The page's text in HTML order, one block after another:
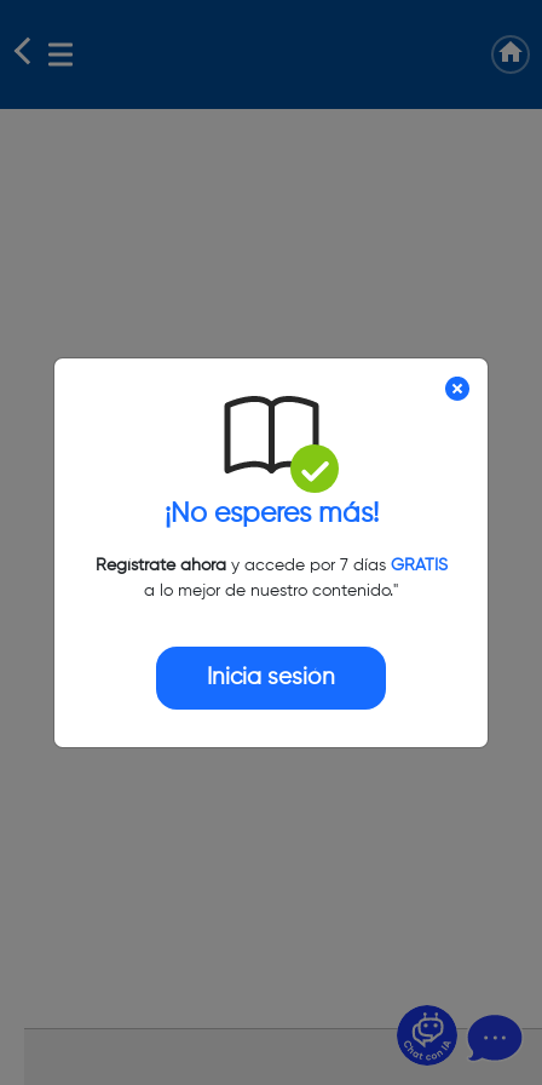
¡No esperes más!
Regístrate ahoray accede por 7 días GRATIS
a lo mejor de nuestro contenido."
Inicia sesión